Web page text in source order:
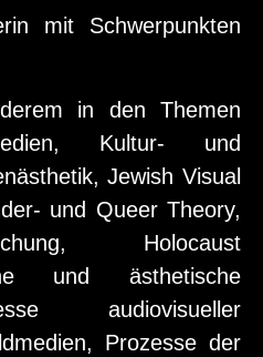
mit Schwerpunkten
in den Themen
Kultur- und
Jewish Visual
und Queer Theory,
Holocaust
und ästhetische
audiovisueller
Prozesse der